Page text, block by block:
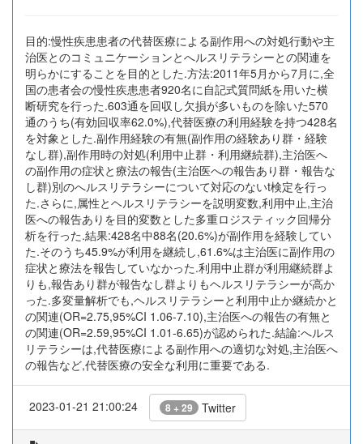
目的:慢性疾患患者の代替医療による副作用への対処行動や主
治医とのコミュニケーションとへルスリテラシーとの関連を
明らかにすることを目的とした.方法:2011年5月から7月に,全
国の患者会の慢性疾患患者920名に自記式質問紙を用いた横
断研究を行った.603通を回収し欠損が多いものを除いた570
通のうち(有効回収率62.0%),代替医療の利用経験を持つ428名
を対象とした.副作用経験の有無(副作用の経験あり群・経験
なし群),副作用時の対処(利用中止群・利用継続群),主治医へ
の副作用の症状と療法の報告(主治医への報告あり群・報告な
し群)別のへルスリテラシーについて対応のないt検定を行っ
た.さらに,属性とヘルスリテラシーを説明変数,利用中止,主治
医への報告ありを目的変数とした多重ロジスティック回帰分
析を行った.結果:428名中88名(20.6%)が副作用を経験してい
た.そのうち45.9%が利用を継続し,61.6%は主治医に副作用の
症状と療法を報告していなかった.利用中止群が利用継続群よ
りも,報告あり群が報告なし群よりもヘルスリテラシーが高か
った.多変量解析でも,ヘルスリテラシーと利用中止か継続かと
の関連(OR=2.75,95%CI 1.06-7.10),主治医への報告の有無と
の関連(OR=2.59,95%CI 1.01-6.65)が認められた.結論:へルス
リテラシーは,代替医療による副作用への適切な対処,主治医へ
の報告など,代替医療の安全な利用に重要である.
2023-01-21 21:00:24 8 + 29 Twitter